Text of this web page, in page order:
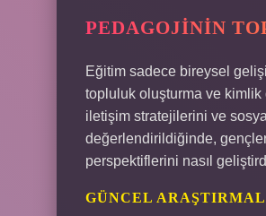
PEDAGOJININ
Eğitim sadece bireysel
topluluk oluşturma ve kimlik
iletişim stratejilerini ve
değerlendirildiğinde,
perspektiflerini nasıl
GÜNCEL